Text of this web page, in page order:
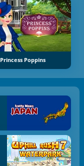
Princess Poppins